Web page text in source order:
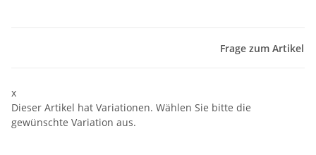
Frage zum Artikel
x
Dieser Artikel hat Variationen. Wählen Sie bitte die
gewünschte Variation aus.